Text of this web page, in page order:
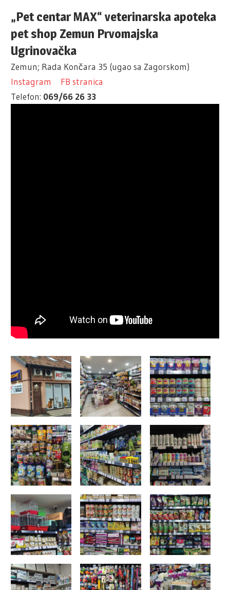
„Pet centar MAX“ veterinarska apoteka
pet shop Zemun Prvomajska
Ugrinovačka
Zemun; Rada Končara 35 (ugao sa Zagorskom)
Instagram
FB stranica
Telefon: 069/66 26 33